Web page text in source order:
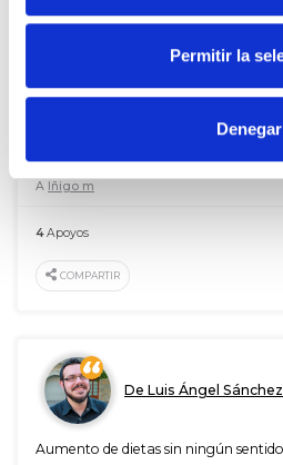
Permitir la
Denegar
De Luis Ángel
Más democracia siempre es más
A Iñigo m
4Apoyos
COMPARTIR
De Luis Ángel
Aumento de dietas sin ningún sentido